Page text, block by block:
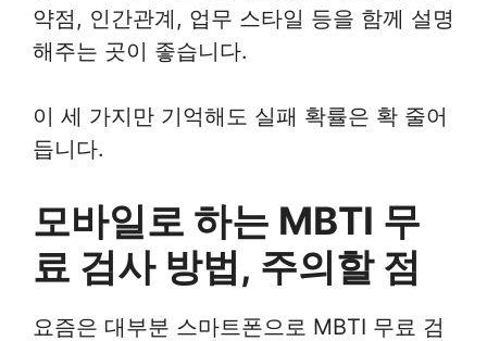
약점, 인간관계, 업무 스타일 등을 함께 설명
해주는 곳이 좋습니다.
이 세 가지만 기억해도 실패 확률은 확 줄어
듭니다.
모바일로 하는 MBTI 무
료 검사 방법, 주의할 점
요즘은 대부분 스마트폰으로 MBTI 무료 검